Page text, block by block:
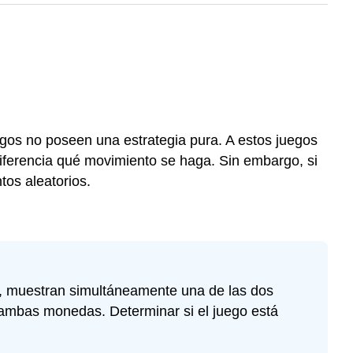
no poseen una estrategia pura. A estos juegos
qué movimiento se haga. Sin embargo, si
aleatorios.
simultáneamente una de las dos
monedas. Determinar si el juego está